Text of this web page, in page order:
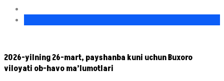
2026-yilning 26-mart, payshanba kuni uchun Buxoro
viloyati ob-havo ma’lumotlari